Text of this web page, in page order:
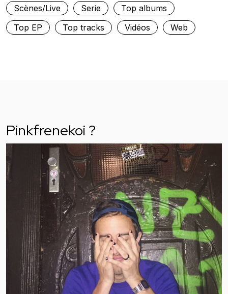
Scènes/Live
Serie
Top albums
Top EP
Top tracks Vidéos Web
Pinkfrenekoi ?